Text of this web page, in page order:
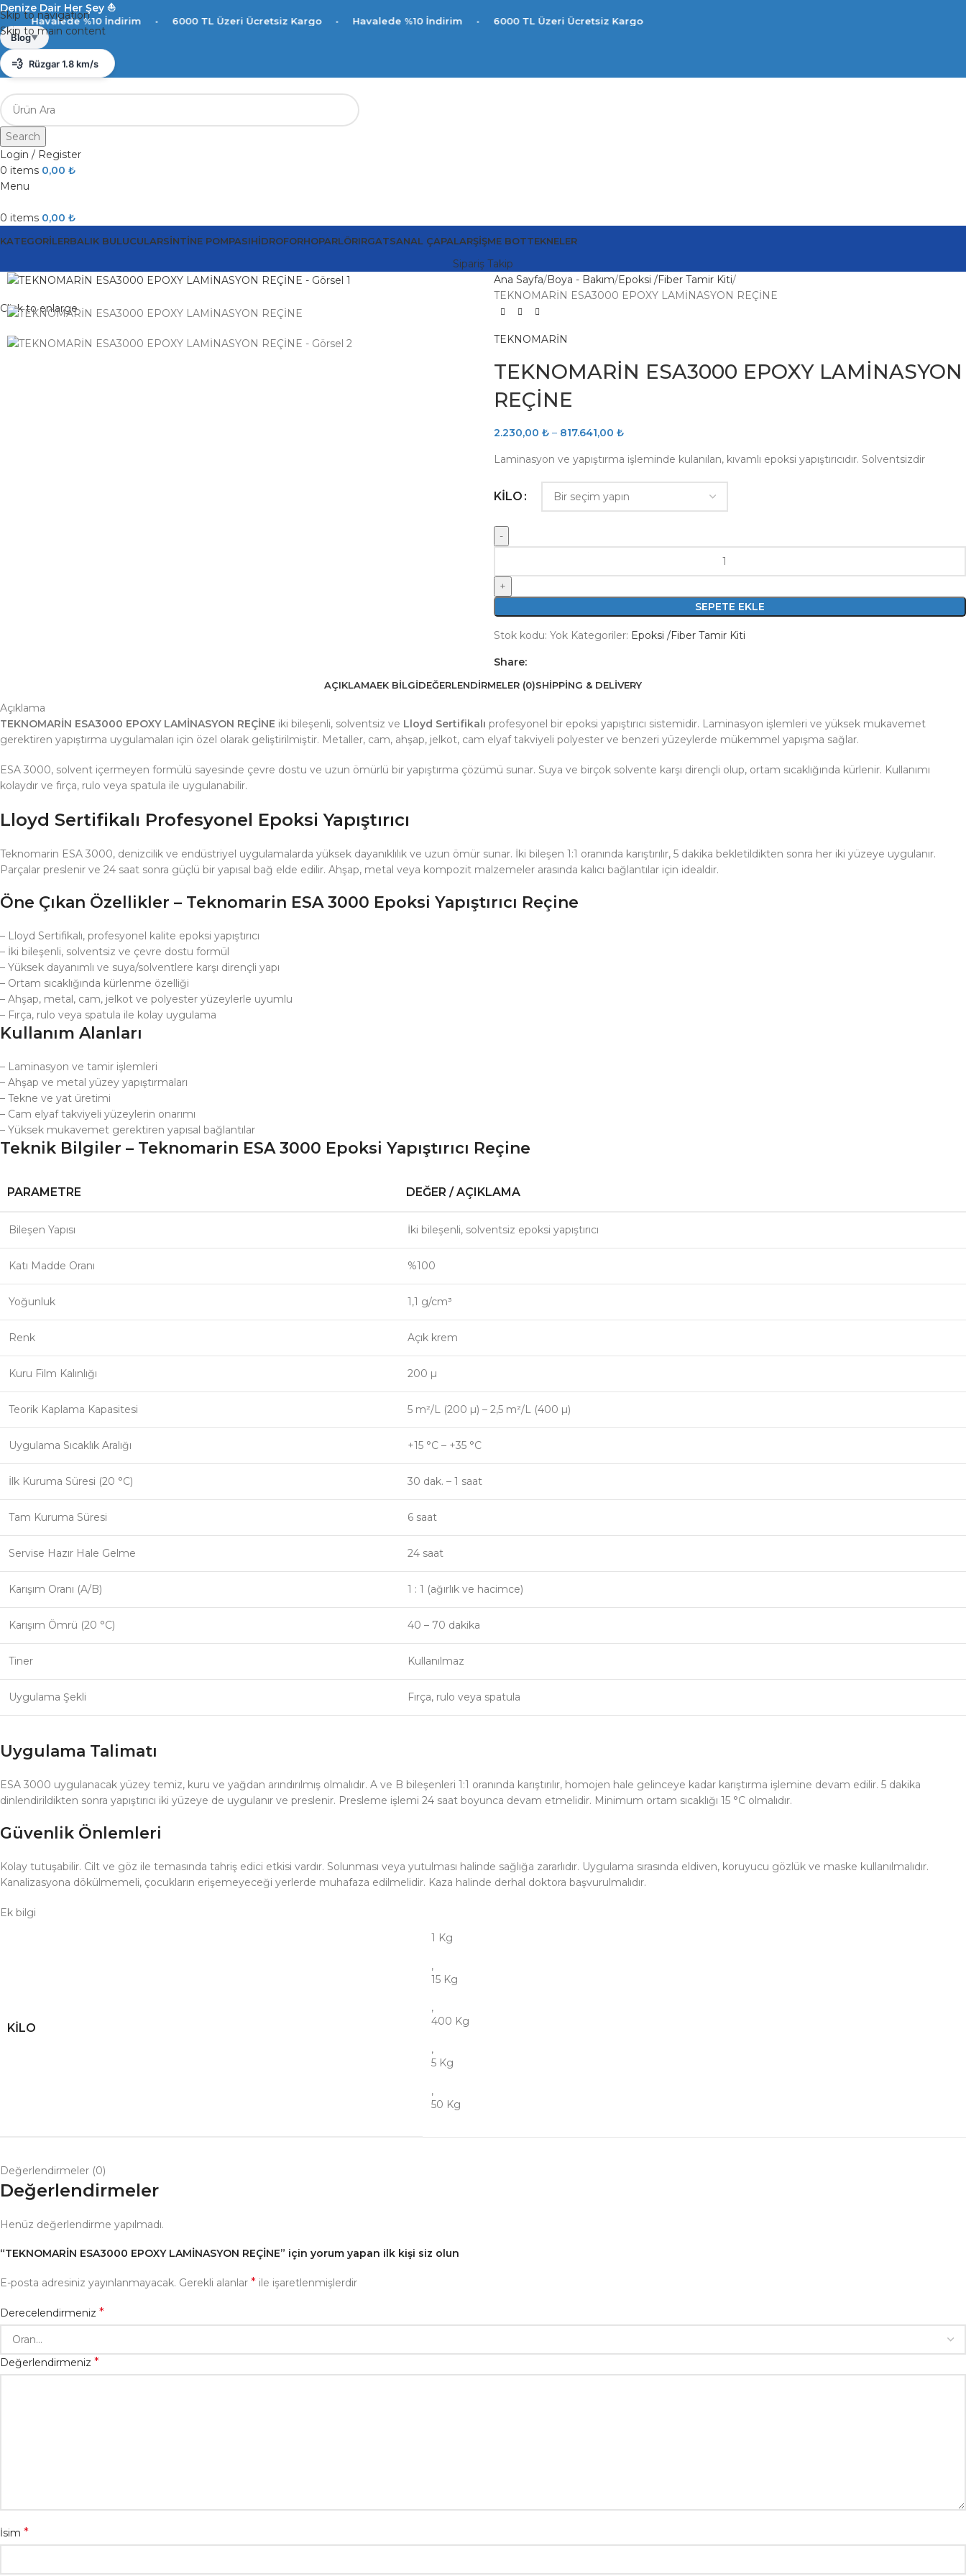
Skip to navigation
Skip to main content
Denize Dair Her Şey ⛵️
%10 İndirim • 6000 TL Üzeri Ücretsiz Kargo • Havalede %10 İndirim •
6000 TL Üzeri Ücretsiz Kargo
Blog▼
☀️ Antalya 28°C
💨 Rüzgar 1.8 km/s
💧 Nem %89
Search
Login / Register
0 items 0,00 ₺
Menu
0 items 0,00 ₺
KATEGORILERBALIK BULUCULARSINTINE POMPASIHIDROFORHOPARLÖRIRGATSANAL ÇAPALARŞIŞME BOTTEKNELER
Sipariş Takip
Click to enlarge
Ana Sayfa Boya - Bakım Epoksi /Fiber Tamir Kiti
TEKNOMARİN ESA3000 EPOXY LAMİNASYON REÇİNE
TEKNOMARİN
TEKNOMARİN ESA3000 EPOXY LAMİNASYON
REÇİNE
2.230,00 ₺ – 817.641,00 ₺
Laminasyon ve yapıştırma işleminde kulanılan, kıvamlı epoksi yapıştırıcıdır. Solventsizdir
KILO
SEPETE EKLE
Stok kodu: Yok Kategoriler: Epoksi /Fiber Tamir Kiti
Share:
AÇIKLAMAEK BILGIDEĞERLENDIRMELER (0)SHIPPING & DELIVERY
Açıklama
TEKNOMARİN ESA3000 EPOXY LAMİNASYON REÇİNE iki bileşenli, solventsiz ve Lloyd Sertifikalı profesyonel bir epoksi yapıştırıcı sistemidir. Laminasyon işlemleri ve yüksek mukavemet
gerektiren yapıştırma uygulamaları için özel olarak geliştirilmiştir. Metaller, cam, ahşap, jelkot, cam elyaf takviyeli polyester ve benzeri yüzeylerde mükemmel yapışma sağlar.
ESA 3000, solvent içermeyen formülü sayesinde çevre dostu ve uzun ömürlü bir yapıştırma çözümü sunar. Suya ve birçok solvente karşı dirençli olup, ortam sıcaklığında kürlenir. Kullanımı
kolaydır ve fırça, rulo veya spatula ile uygulanabilir.
Lloyd Sertifikalı Profesyonel Epoksi Yapıştırıcı
Teknomarin ESA 3000, denizcilik ve endüstriyel uygulamalarda yüksek dayanıklılık ve uzun ömür sunar. İki bileşen 1:1 oranında karıştırılır, 5 dakika bekletildikten sonra her iki yüzeye uygulanır.
Parçalar preslenir ve 24 saat sonra güçlü bir yapısal bağ elde edilir. Ahşap, metal veya kompozit malzemeler arasında kalıcı bağlantılar için idealdir.
Öne Çıkan Özellikler – Teknomarin ESA 3000 Epoksi Yapıştırıcı Reçine
– Lloyd Sertifikalı, profesyonel kalite epoksi yapıştırıcı
– İki bileşenli, solventsiz ve çevre dostu formül
– Yüksek dayanımlı ve suya/solventlere karşı dirençli yapı
– Ortam sıcaklığında kürlenme özelliği
– Ahşap, metal, cam, jelkot ve polyester yüzeylerle uyumlu
– Fırça, rulo veya spatula ile kolay uygulama
Kullanım Alanları
– Laminasyon ve tamir işlemleri
– Ahşap ve metal yüzey yapıştırmaları
– Tekne ve yat üretimi
– Cam elyaf takviyeli yüzeylerin onarımı
– Yüksek mukavemet gerektiren yapısal bağlantılar
Teknik Bilgiler – Teknomarin ESA 3000 Epoksi Yapıştırıcı Reçine
PARAMETRE DEĞER / AÇIKLAMA
Bileşen Yapısı İki bileşenli, solventsiz epoksi yapıştırıcı
Katı Madde Oranı %100
Yoğunluk 1,1 g/cm³
Renk Açık krem
Kuru Film Kalınlığı 200 µ
Teorik Kaplama Kapasitesi 5 m²/L (200 µ) – 2,5 m²/L (400 µ)
Uygulama Sıcaklık Aralığı +15 °C – +35 °C
İlk Kuruma Süresi (20 °C) 30 dak. – 1 saat
Tam Kuruma Süresi 6 saat
Servise Hazır Hale Gelme 24 saat
Karışım Oranı (A/B) 1 : 1 (ağırlık ve hacimce)
Karışım Ömrü (20 °C) 40 – 70 dakika
Tiner Kullanılmaz
Uygulama Şekli Fırça, rulo veya spatula
Uygulama Talimatı
ESA 3000 uygulanacak yüzey temiz, kuru ve yağdan arındırılmış olmalıdır. A ve B bileşenleri 1:1 oranında karıştırılır, homojen hale gelinceye kadar karıştırma işlemine devam edilir. 5 dakika
dinlendirildikten sonra yapıştırıcı iki yüzeye de uygulanır ve preslenir. Presleme işlemi 24 saat boyunca devam etmelidir. Minimum ortam sıcaklığı 15 °C olmalıdır.
Güvenlik Önlemleri
Kolay tutuşabilir. Cilt ve göz ile temasında tahriş edici etkisi vardır. Solunması veya yutulması halinde sağlığa zararlıdır. Uygulama sırasında eldiven, koruyucu gözlük ve maske kullanılmalıdır.
Kanalizasyona dökülmemeli, çocukların erişemeyeceği yerlerde muhafaza edilmelidir. Kaza halinde derhal doktora başvurulmalıdır.
Ek bilgi
KILO
1 Kg
,
15 Kg
,
400 Kg
,
5 Kg
,
50 Kg
Değerlendirmeler (0)
Değerlendirmeler
Henüz değerlendirme yapılmadı.
“TEKNOMARİN ESA3000 EPOXY LAMİNASYON REÇİNE” için yorum yapan ilk kişi siz olun
E-posta adresiniz yayınlanmayacak. Gerekli alanlar * ile işaretlenmişlerdir
Derecelendirmeniz *
Değerlendirmeniz *
İsim *